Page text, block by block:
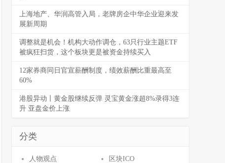
上海地产、华润高管入局，老牌房企中华企业迎来发
展新周期
调整就是机会！机构大动作调仓，63只行业主题ETF
被疯狂扫货，这个板块更是被资金持续买入
12家券商同日官宣薪酬制度，绩效薪酬比重最高至
60%
港股异动丨黄金股继续反弹 灵宝黄金涨超8%录得3连
升 亚盘金价上涨
分类
人物观点
区块ICO